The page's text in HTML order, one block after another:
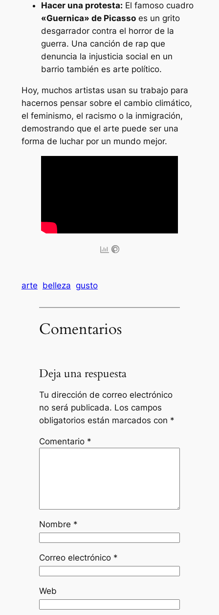
Hacer una protesta: El famoso cuadro
«Guernica» de Picassoes un grito
desgarrador contra el horror de la
guerra. Una canción de rap que
denuncia la injusticia social en un
barrio también es arte político.
Hoy, muchos artistas usan su trabajo para
hacernos pensar sobre el cambio climático,
el feminismo, el racismo o la inmigración,
demostrando que el arte puede ser una
forma de luchar por un mundo mejor.
arte belleza gusto
Comentarios
Deja una respuesta
Tu dirección de correo electrónico
no será publicada. Los campos
obligatorios están marcados con *
Comentario *
Nombre *
Correo electrónico *
Web